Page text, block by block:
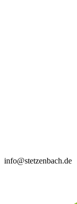
info@stetzenbach.de